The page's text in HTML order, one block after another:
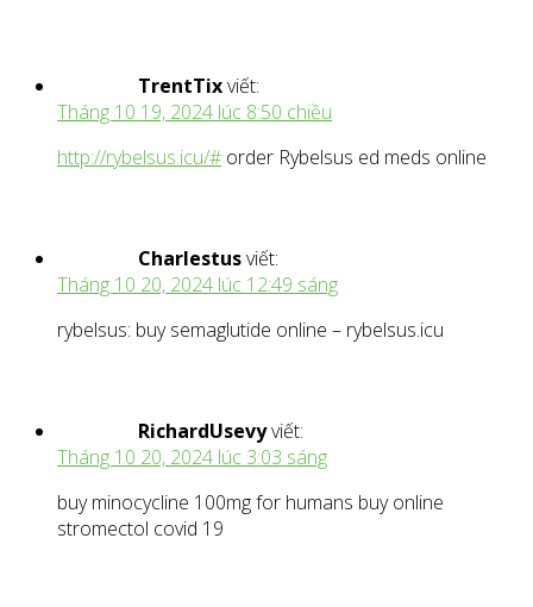
TrentTixviết:
Tháng 10 19, 2024 lúc 8:50 chiều
http://rybelsus.icu/# order Rybelsus ed meds online
Charlestusviết:
Tháng 10 20, 2024 lúc 12:49 sáng
rybelsus: buy semaglutide online – rybelsus.icu
RichardUsevyviết:
Tháng 10 20, 2024 lúc 3:03 sáng
buy minocycline 100mg for humans buy online
stromectol covid 19